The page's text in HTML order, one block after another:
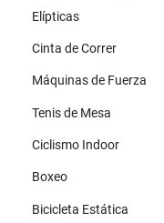
Elípticas
Cinta de Correr
Máquinas de Fuerza
Tenis de Mesa
Ciclismo Indoor
Boxeo
Bicicleta Estática